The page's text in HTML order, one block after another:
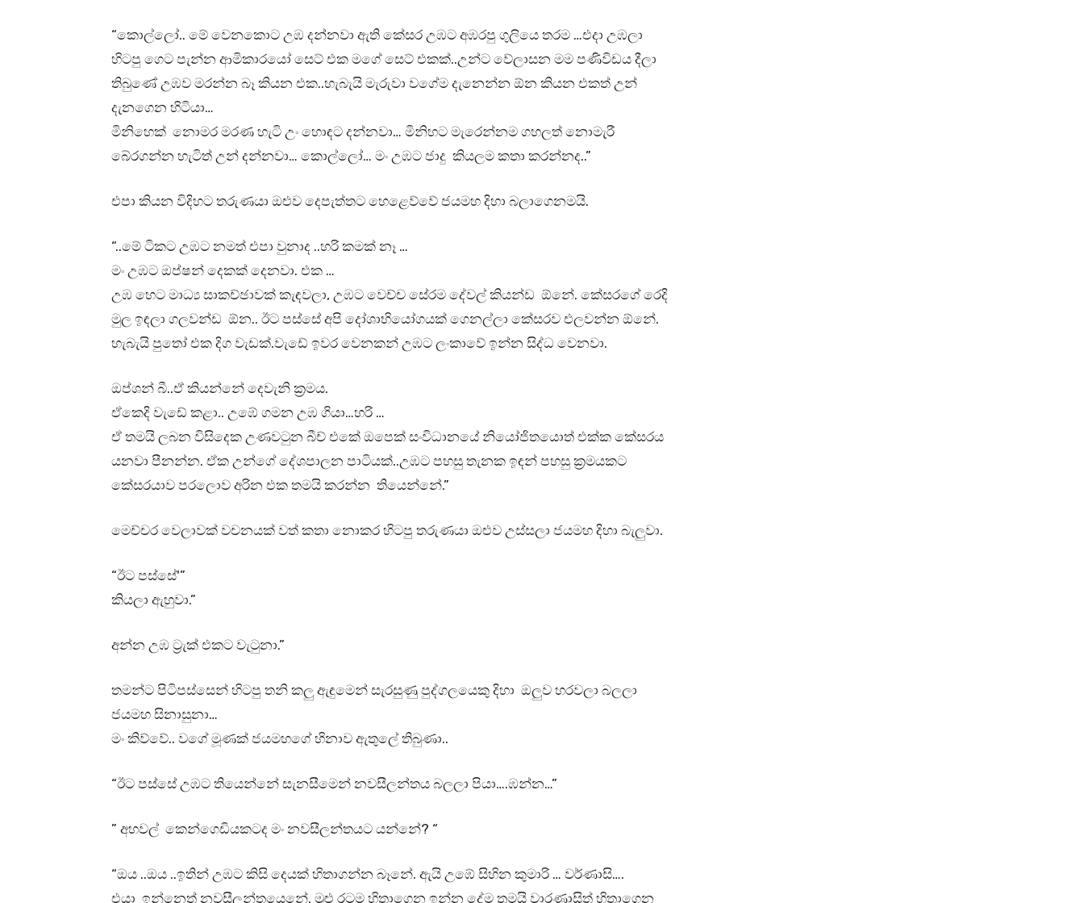
“කොල්ලෝ.. මේ වෙනකොට උඹ දන්නවා ඇති කේසර උඹට අඹරපු ගුලියෙ තරම …එදා උඹලා
හිටපු ගෙට පැන්න ආමිකාරයෝ සෙට් එක මගේ සෙට් එකක්..උන්ට වේලාසන මම පණිවිඩය දීලා
තිබුණේ උඹව මරන්න බෑ කියන එක..හැබැයි මැරුවා වගේම දැනෙන්න ඕන කියන එකත් උන්
දැනගෙන හිටියා…
මිනිහෙක් නොමර මරණ හැටි උං හොඳට දන්නවා… මිනිහට මැරෙන්නම ගහලත් නොමැරී
බේරගන්න හැටිත් උන් දන්නවා… කොල්ලෝ… මං උඹට ජාදු කියලම කතා කරන්නද..”
එපා කියන විදිහට තරුණයා ඔළුව දෙපැත්තට හෙළෙව්වේ ජයමහ දිහා බලාගෙනමයි.
“..මේ ටිකට උඹට නමත් එපා වුනාද ..හරි කමක් නෑ …
මං උඹට ඔප්ෂන් දෙකක් දෙනවා. එක …
උඹ හෙට මාධ්‍ය සාකච්ඡාවක් කැඳවලා, උඹට වෙච්ච සේරම දේවල් කියන්ඩ ඕනේ. කේසරගේ රෙදි
මුල ඉඳලා ගලවන්ඩ ඕන.. ඊට පස්සේ අපි දෝශාභියෝගයක් ගෙනල්ලා කේසරව එලවන්න ඕනේ.
හැබැයි පුතෝ එක දිග වැඩක්.වැඩේ ඉවර වෙනකන් උඹට ලංකාවේ ඉන්න සිද්ධ වෙනවා.
ඔප්ශන් බී..ඒ කියන්නේ දෙවැනි ක්‍රමය.
ඒකෙදි වැඩේ කළා.. උඹේ ගමන උඹ ගියා…හරි …
ඒ තමයි ලබන විසිදෙක උණවටුන බීච් එකේ ඔපෙක් සංවිධානයේ නියෝජිතයොත් එක්ක කේසරය
යනවා පීනන්න. ඒක උන්ගේ දේශපාලන පාටියක්..උඹට පහසු තැනක ඉඳන් පහසු ක්‍රමයකට
කේසරයාව පරලොව අරින එක තමයි කරන්න තියෙන්නේ.”
මෙච්චර වෙලාවක් වචනයක් වත් කතා නොකර හිටපු තරුණයා ඔළුව උස්සලා ජයමහ දිහා බැලුවා.
“ඊට පස්සේ'”
කියලා ඇහුවා.”
අන්න උඹ ට්‍රැක් එකට වැටුනා.”
තමන්ට පිටිපස්සෙන් හිටපු තනි කලු ඇඳුමෙන් සැරසුණු පුද්ගලයෙකු දිහා ඔලුව හරවලා බලලා
ජයමහ සිනාසුනා…
මං කිව්වේ.. වගේ මූණක් ජයමහගේ හිනාව ඇතුලේ තිබුණා..
“ඊට පස්සේ උඹට තියෙන්නේ සැනසීමෙන් නවසීලන්තය බලලා පියා….ඹන්න…”
” අහවල් කෙන්ගෙඩියකටද මං නවසීලන්තයට යන්නේ? “
“ඔය ..ඔය ..ඉතින් උඹට කිසි දෙයක් හිතාගන්න බෑනේ. ඇයි උඹේ සිහින කුමාරි … වර්ණාසි….
එයා ඉන්නෙත් නවසීලන්තයෙනේ. මුළු රටම හිතාගෙන ඉන්න දේම තමයි වාරණාසිත් හිතාගෙන